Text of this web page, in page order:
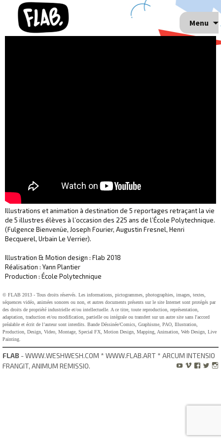
Menu
Illustrations et animation à destination de 5 reportages retraçant la vie
de 5 illustres élèves à l’occasion des 225 ans de l’École Polytechnique.
(Fulgence Bienvenüe, Joseph Fourier, Augustin Fresnel, Henri
Becquerel, Urbain Le Verrier).
Illustration & Motion design : Flab 2018
Réalisation : Yann Plantier
Production : École Polytechnique
© FLAB 2013 - Tous droits réservés. Les informations, pictogrammes, photographies, images, textes,
séquences vidéo, animées sonores ou non, et autres documents présents sur le site Internet sont protégés par
des droits de propriété industrielle et/ou intellectuelle. A ce titre, toute reproduction, représentation,
adaptation, traduction et/ou modification, partielle ou intégrale ou transfert sur un autre site sans l'accord
préalable et écrit de l’auteur sont interdits. Bande Déssinée/Comics, Graphisme, PAO, Illustration,
Production, Design, Video, Montage, Special FX, Motion Design, Mapping, Animation, Web Design, Live
Painting.
FLAB - WWW.WESHWESH.COM * WWW.FLAB.ART * ARCUM INTENSIO
FRANGIT, ANIMUM REMISSIO.
    